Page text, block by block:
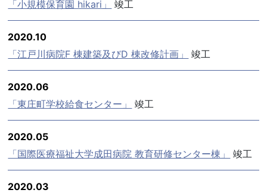
「小規模保育園 hikari」 竣工
2020.10
「江戸川病院F 棟建築及びD 棟改修計画」
竣工
2020.06
「東庄町学校給食センター」
竣工
2020.05
「国際医療福祉大学成田病院 教育研修センター棟」
竣工
2020.03